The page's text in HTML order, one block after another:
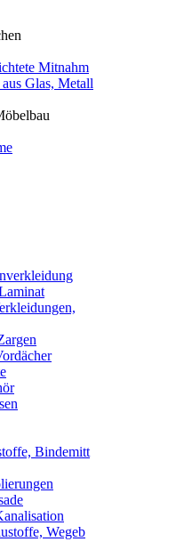
Mitnahm
Glas, Metall
Bindemitt
Wegeb